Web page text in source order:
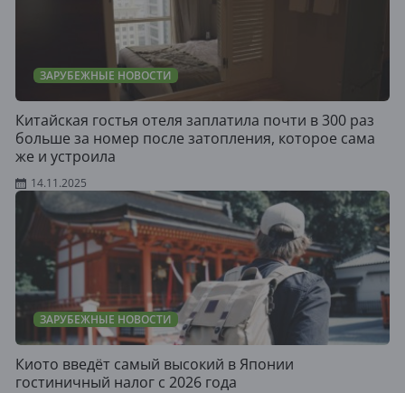
ЗАРУБЕЖНЫЕ НОВОСТИ
Китайская гостья отеля заплатила почти в 300 раз
больше за номер после затопления, которое сама
же и устроила
14.11.2025
ЗАРУБЕЖНЫЕ НОВОСТИ
Киото введёт самый высокий в Японии
гостиничный налог с 2026 года